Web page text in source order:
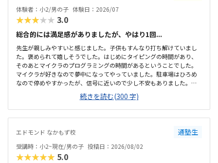
体験者：小2/男の子 体験日：2026/07
★★★★★ 3.0
総合的には満足感がありましたが、やはり1回...
先生が親しみやすいと感じました。子供もすんなり打ち解けていまし
た。褒められて嬉しそうでした。はじめにタイピングの時間があり、
そのあとマイクラのプログラミングの時間があるということでした。
マイクラが好きなので夢中になってやっていました。駐車場はひろめ
なので停めやすかったが、信号に近いので少し不安もありました。清
潔感がありました。冷房も効いていて過ごしやすいと感じました。机
や椅子も使いやすそうでした。月のうち2回で、自由に日程を決められ
るのは嬉しいと感じました。1回にかかる費用が安くはないので考えて
しまいます。マイクラが好きなので夢中になってやっていたので嬉し
続きを読む(300 字)
エドモンド なかもず校 通塾生
受講時：小2~現在/男の子 投稿日：2026/08/02
★★★★★ 5.0